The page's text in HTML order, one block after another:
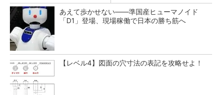
あえて歩かせない――準国産ヒューマノイド
「D1」登場、現場稼働で日本の勝ち筋へ
【レベル4】図面の穴寸法の表記を攻略せよ！